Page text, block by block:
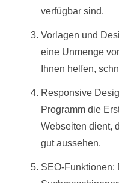
verfügbar sind.
Vorlagen und
eine Unmenge
Ihnen helfen,
Responsive
Programm die
Webseiten dient,
gut aussehen.
SEO-Funktionen: